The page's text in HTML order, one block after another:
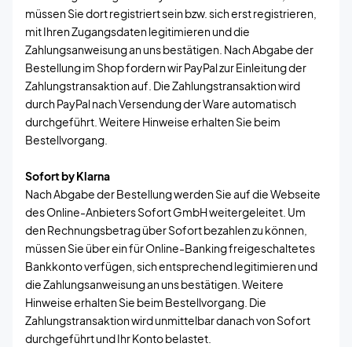
müssen Sie dort registriert sein bzw. sich erst registrieren,
mit Ihren Zugangsdaten legitimieren und die
Zahlungsanweisung an uns bestätigen. Nach Abgabe der
Bestellung im Shop fordern wir PayPal zur Einleitung der
Zahlungstransaktion auf. Die Zahlungstransaktion wird
durch PayPal nach Versendung der Ware automatisch
durchgeführt. Weitere Hinweise erhalten Sie beim
Bestellvorgang.
Sofort by Klarna
Nach Abgabe der Bestellung werden Sie auf die Webseite
des Online-Anbieters Sofort GmbH weitergeleitet. Um
den Rechnungsbetrag über Sofort bezahlen zu können,
müssen Sie über ein für Online-Banking freigeschaltetes
Bankkonto verfügen, sich entsprechend legitimieren und
die Zahlungsanweisung an uns bestätigen. Weitere
Hinweise erhalten Sie beim Bestellvorgang. Die
Zahlungstransaktion wird unmittelbar danach von Sofort
durchgeführt und Ihr Konto belastet.